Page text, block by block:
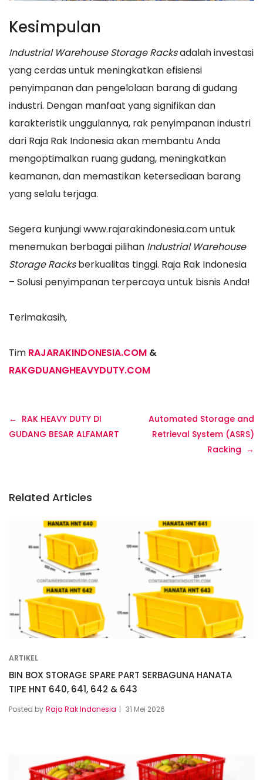
Kesimpulan
Industrial Warehouse Storage Racksadalah investasi
yang cerdas untuk meningkatkan efisiensi
penyimpanan dan pengelolaan barang di gudang
industri. Dengan manfaat yang signifikan dan
karakteristik unggulannya, rak penyimpanan industri
dari Raja Rak Indonesia akan membantu Anda
mengoptimalkan ruang gudang, meningkatkan
keamanan, dan memastikan ketersediaan barang
yang selalu terjaga.
Segera kunjungi www.rajarakindonesia.com untuk
menemukan berbagai pilihan Industrial Warehouse
Storage Racksberkualitas tinggi. Raja Rak Indonesia
– Solusi penyimpanan terpercaya untuk bisnis Anda!
Terimakasih,
Tim RAJARAKINDONESIA.COM &
RAKGDUANGHEAVYDUTY.COM
Navigasi
pos
RAK HEAVY DUTY DI
GUDANG BESAR ALFAMART
Automated Storage and
Retrieval System (ASRS)
Racking
Related Articles
ARTIKEL
BIN BOX STORAGE SPARE PART SERBAGUNA HANATA
TIPE HNT 640, 641, 642 & 643
Posted by Raja Rak Indonesia 31 Mei 2026